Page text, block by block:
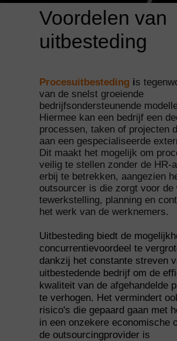
Voordelen van
uitbesteding
Procesuitbesteding is
van de snelst groeiende
bedrijfsondersteunende
Hiermee kan een bedrijf een
processen, taken of projecten
aan een gespecialiseerde
Dit maakt het mogelijk om
veilig te stellen zonder de HR-
erbij te betrekken, aangezien
outsourcer is die zorgt voor de
tewerkstelling, planning en
het werk van de werknemers.
Uitbesteding biedt de
concurrentievoordeel te
dankzij het constante streven
uitbestedende bedrijf om de
kwaliteit van de afgehandelde
te verhogen. Het vermindert
risico's die gepaard gaan met
in een onzekere economische
de outsourcingprovider is